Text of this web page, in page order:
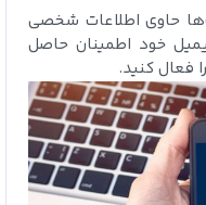
حاوی اطلاعات شخصی
خود اطمینان حاصل
فعال کنید.